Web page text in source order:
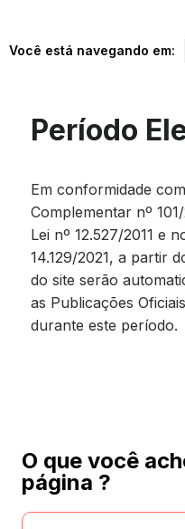
Você está navegando em:
Período
Em conformidade
Complementar nº
Lei nº 12.527/2011 e
14.129/2021, a partir
do site serão
as Publicações
durante este período.
O que você
página ?